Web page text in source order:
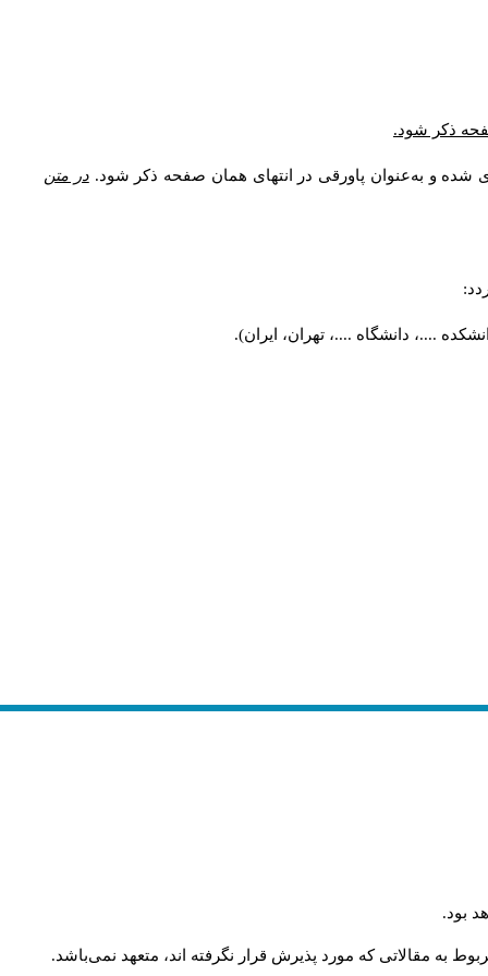
ذکر شود.
شده و به‌عنوان پاورقی در انتهای همان صفحه ذکر شود. در متن
....، دانشگاه ....، تهران، ایران).
بود.
به مقالاتی که مورد پذیرش قرار نگرفته اند، متعهد نمی‌باشد.